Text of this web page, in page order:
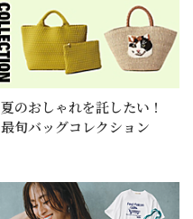
夏のおしゃれを託したい！
最旬バッグコレクション